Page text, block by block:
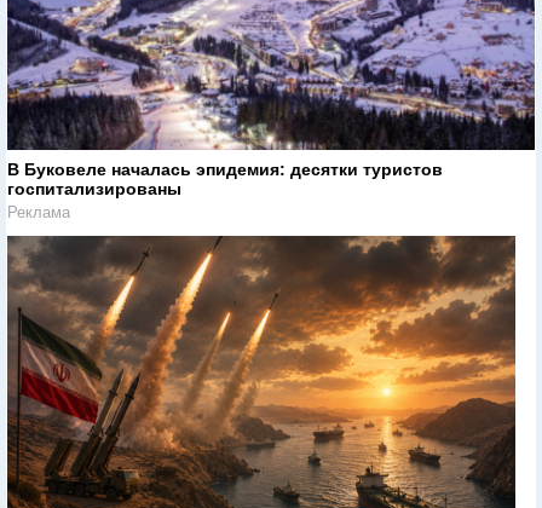
В Буковеле началась эпидемия: десятки туристов
госпитализированы
Реклама